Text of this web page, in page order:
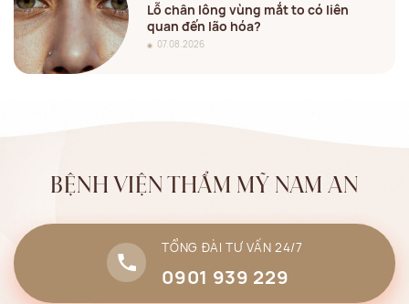
Lỗ chân lông vùng mắt to có liên
quan đến lão hóa?
07.08.2026
BỆNH VIỆN THẨM MỸ NAM AN
TỔNG ĐÀI TƯ VẤN 24/7
0901 939 229